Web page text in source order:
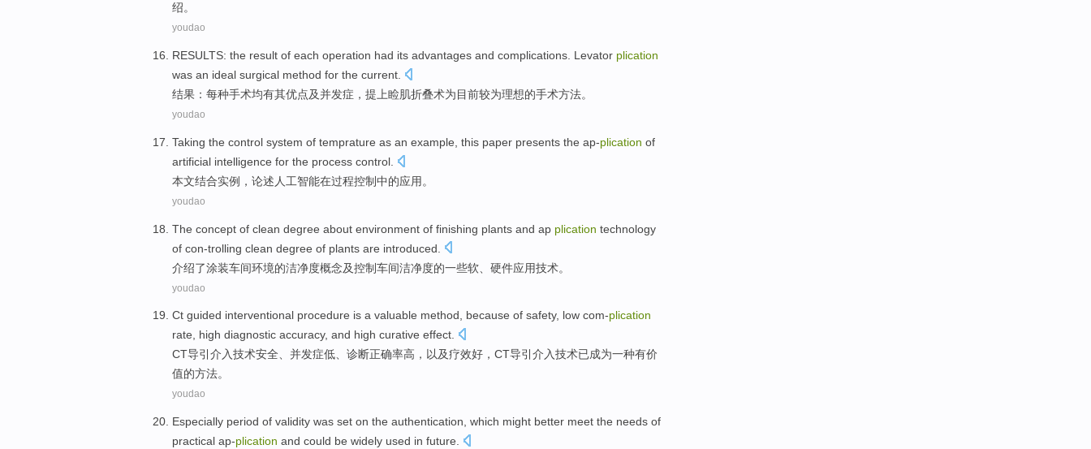
绍。
youdao
RESULTS: the result of each operation had its advantages and complications Levator plication
was an ideal surgical method for the current
结果 ： 每种手术均有其优点及并发症 ， 提上睑肌折叠术为目前较为理想的手术方法。
youdao
Taking the control system of temprature as an example , this paper presents the ap-plication of
artificial intelligence for the process control.
本文结合实例 ， 论述 人工智能在过程控制中的应用。
youdao
The concept of clean degree about environment of finishing plants and ap plication technology
of con-trolling clean degree of plants are introduced
介绍了涂装车间环境的洁净度概念及控制车间洁净度的一些软、硬件应用技术。
youdao
Ct guided interventional procedure is a valuable method, because of safety, low com-plication
rate, high diagnostic accuracy, and high curative effect.
CT导引 介入技术安全、并发症低、 诊断正确率高 ， 以及疗效好，CT导引介入技术已成为一种有价
值的方法。
youdao
Especially period of validity was set on the authentication which might better meet the needs of
practical ap-plication and could be widely used in future